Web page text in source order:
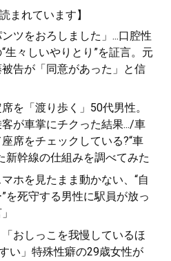
まれています】
ツをおろしました」...口腔性
生々しいやりとり”を証言。元
告が「同意があった」と信
を「渡り歩く」50代男性。
が車掌にチクった結果.../車
席をチェックしている?“車
新幹線の仕組みを調べてみた
ホを見たまま動かない、“自
を死守する男性に駅員が放っ
おしっこを我慢しているほ
い」特殊性癖の29歳女性が